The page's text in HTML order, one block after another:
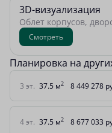
3D-визуализация
Облет корпусов,
Смотреть
Планировка на
3 эт. 37.5 м2 8 449 278
4 эт. 37.5 м2 8 677 033